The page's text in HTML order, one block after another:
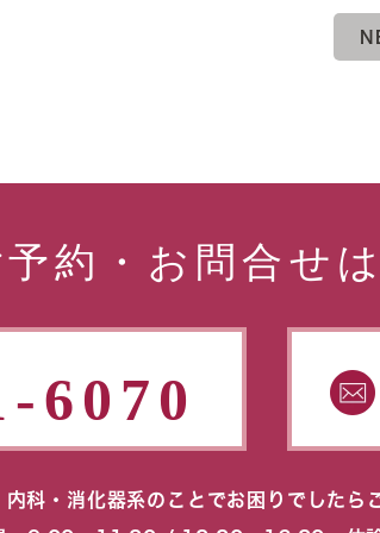
約・お問合せ
6070
内科・消化器系のことでお困りでしたら